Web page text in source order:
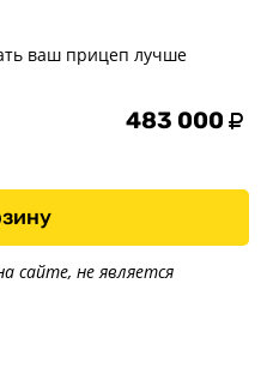
ваш прицеп лучше
483 000
сайте, не является